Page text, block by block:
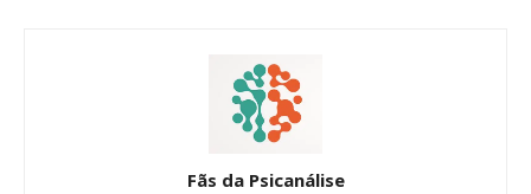
Fãs da Psicanálise